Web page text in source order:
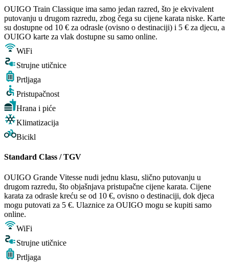
OUIGO Train Classique ima samo jedan razred, što je ekvivalent
putovanju u drugom razredu, zbog čega su cijene karata niske. Karte
su dostupne od 10 € za odrasle (ovisno o destinaciji) i 5 € za djecu, a
OUIGO karte za vlak dostupne su samo online.
WiFi
Strujne utičnice
Prtljaga
Pristupačnost
Hrana i piće
Klimatizacija
Bicikl
Standard Class / TGV
OUIGO Grande Vitesse nudi jednu klasu, slično putovanju u
drugom razredu, što objašnjava pristupačne cijene karata. Cijene
karata za odrasle kreću se od 10 €, ovisno o destinaciji, dok djeca
mogu putovati za 5 €. Ulaznice za OUIGO mogu se kupiti samo
online.
WiFi
Strujne utičnice
Prtljaga